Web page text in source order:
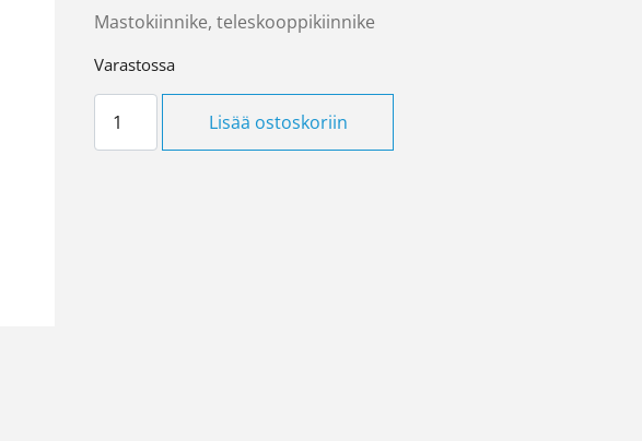
Mastokiinnike, teleskooppikiinnike
Varastossa
Lisää ostoskoriin